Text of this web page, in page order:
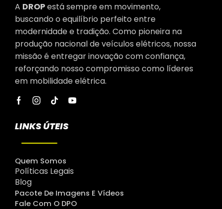
A DROPestá sempre em movimento,
buscando o equilíbrio perfeito entre
modernidade e tradição. Como pioneira na
produção nacional de veículos elétricos, nossa
missão é entregar inovação com confiança,
reforçando nosso compromisso como líderes
em mobilidade elétrica.
LINKS ÚTEIS
Quem Somos
Políticas Legais
Blog
Pacote De Imagens E Vídeos
Fale Com O DPO